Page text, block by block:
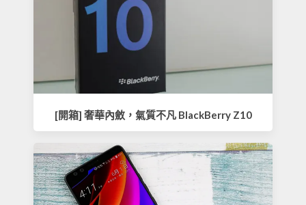
[開箱] 奢華內斂，氣質不凡 BlackBerry Z10